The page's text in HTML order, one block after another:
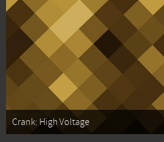
Crank: High Voltage